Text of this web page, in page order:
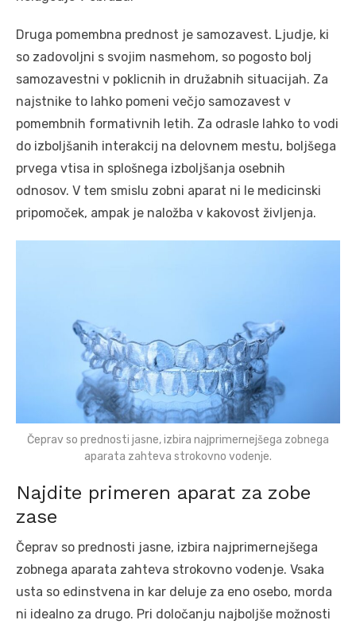
Druga pomembna prednost je samozavest. Ljudje, ki
so zadovoljni s svojim nasmehom, so pogosto bolj
samozavestni v poklicnih in družabnih situacijah. Za
najstnike to lahko pomeni večjo samozavest v
pomembnih formativnih letih. Za odrasle lahko to vodi
do izboljšanih interakcij na delovnem mestu, boljšega
prvega vtisa in splošnega izboljšanja osebnih
odnosov. V tem smislu zobni aparat ni le medicinski
pripomoček, ampak je naložba v kakovost življenja.
Čeprav so prednosti jasne, izbira najprimernejšega zobnega
aparata zahteva strokovno vodenje.
Najdite primeren aparat za zobe
zase
Čeprav so prednosti jasne, izbira najprimernejšega
zobnega aparata zahteva strokovno vodenje. Vsaka
usta so edinstvena in kar deluje za eno osebo, morda
ni idealno za drugo. Pri določanju najboljše možnosti